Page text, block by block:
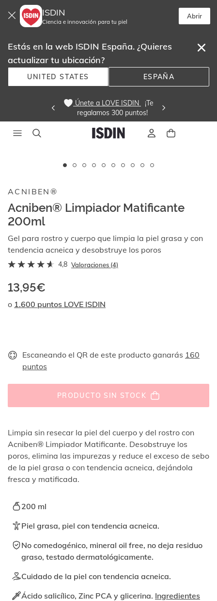
ISDIN
Ciencia e innovación para tu piel
Abrir
Estás en la web ISDIN España. ¿Quieres
actualizar tu ubicación?
UNITED STATES ESPAÑA
Únete a LOVE ISDIN
¡Te
regalamos 300 puntos!
imágenes
videos.
con
las
flechas
abajo
muestran
no
elemento
enfocable,
los
videos
activando
botón
ACNIBEN®
Acniben® Limpiador Matificante
200ml
Gel para rostro y cuerpo que limpia la piel grasa y con
tendencia acneica y desobstruye los poros
4,8 Valoraciones (4)
13,95€
o 1.600 puntos LOVE ISDIN
Escaneando el QR de este producto ganarás 160
puntos
PRODUCTO SIN STOCK
Limpia sin resecar la piel del cuerpo y del rostro con
Acniben® Limpiador Matificante. Desobstruye los
poros, elimina las impurezas y reduce el exceso de sebo
de la piel grasa o con tendencia acneica, dejándola
fresca y matiﬁcada.
200 ml
Piel grasa, piel con tendencia acneica.
No comedogénico, mineral oil free, no deja residuo
graso, testado dermatológicamente.
Cuidado de la piel con tendencia acneica.
Ácido salicílico, Zinc PCA y glicerina. Ingredientes